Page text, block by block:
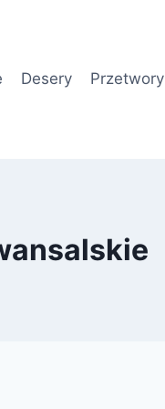
Desery Przetwory